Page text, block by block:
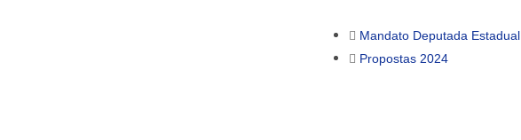
Mandato Deputada Estadual
Propostas 2024